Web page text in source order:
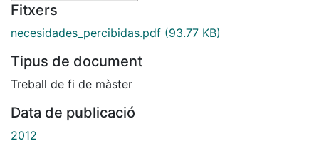
Fitxers
necesidades_percibidas.pdf (93.77 KB)
Tipus de document
Treball de fi de màster
Data de publicació
2012